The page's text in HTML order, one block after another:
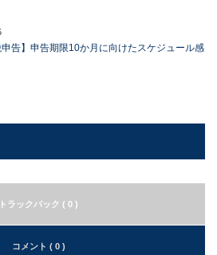
申告】申告期限10か月に向けたスケジュール感
トラックバック ( 0 )
コメント ( 0 )